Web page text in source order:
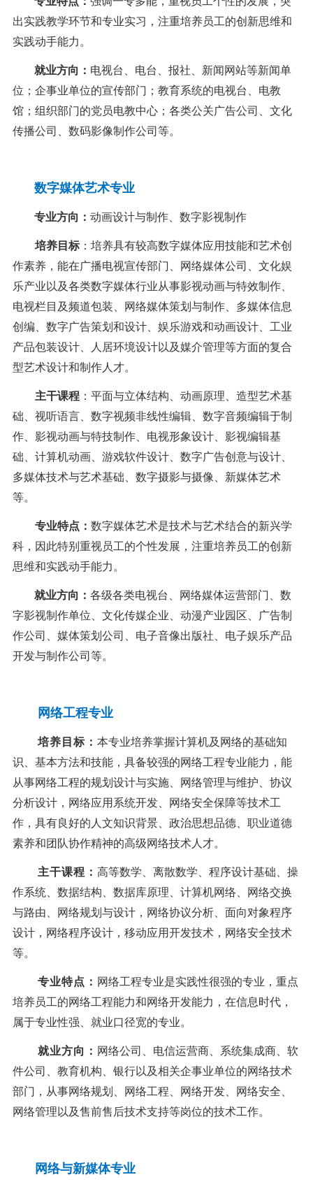
出实践教学环节和专业实习，注重培养员工的创新思维和
实践动手能力。
就业方向： 电视台、电台、报社、新闻网站等新闻单
位；企事业单位的宣传部门；教育系统的电视台、电教
馆；组织部门的党员电教中心；各类公关广告公司、文化
传播公司、数码影像制作公司等。
数字媒体艺术专业
专业方向： 动画设计与制作、数字影视制作
培养目标：培养具有较高数字媒体应用技能和艺术创
作素养，能在广播电视宣传部门、网络媒体公司、文化娱
乐产业以及各类数字媒体行业从事影视动画与特效制作、
电视栏目及频道包装、网络媒体策划与制作、多媒体信息
创编、数字广告策划和设计、娱乐游戏和动画设计、工业
产品包装设计、人居环境设计以及媒介管理等方面的复合
型艺术设计和制作人才。
主干课程：平面与立体结构、动画原理、造型艺术基
础、视听语言、数字视频非线性编辑、数字音频编辑于制
作、影视动画与特技制作、电视形象设计、影视编辑基
础、计算机动画、游戏软件设计、数字广告创意与设计、
多媒体技术与艺术基础、数字摄影与摄像、新媒体艺术
等。
专业特点： 数字媒体艺术是技术与艺术结合的新兴学
科，因此特别重视员工的个性发展，注重培养员工的创新
思维和实践动手能力。
就业方向： 各级各类电视台、网络媒体运营部门、数
字影视制作单位、文化传媒企业、动漫产业园区、广告制
作公司、媒体策划公司、电子音像出版社、电子娱乐产品
开发与制作公司等。
网络工程专业
培养目标： 本专业培养掌握计算机及网络的基础知
识、基本方法和技能，具备较强的网络工程专业能力，能
从事网络工程的规划设计与实施、网络管理与维护、协议
分析设计，网络应用系统开发、网络安全保障等技术工
作，具有良好的人文知识背景、政治思想品德、职业道德
素养和团队协作精神的高级网络技术人才。
主干课程： 高等数学、离散数学、程序设计基础、操
作系统、数据结构、数据库原理、计算机网络、网络交换
与路由、网络规划与设计，网络协议分析、面向对象程序
设计，网络程序设计，移动应用开发技术，网络安全技术
等。
专业特点： 网络工程专业是实践性很强的专业，重点
培养员工的网络工程能力和网络开发能力，在信息时代，
属于专业性强、就业口径宽的专业。
就业方向： 网络公司、电信运营商、系统集成商、软
件公司、教育机构、银行以及相关企事业单位的网络技术
部门，从事网络规划、网络工程、网络开发、网络安全、
网络管理以及售前售后技术支持等岗位的技术工作。
网络与新媒体专业